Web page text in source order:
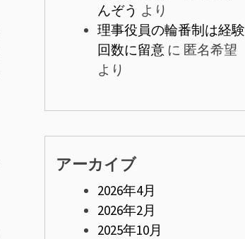
んぞう より
理事役員の輪番制は経験
回数に留意に 匿名希望
より
アーカイブ
2026年4月
2026年2月
2025年10月